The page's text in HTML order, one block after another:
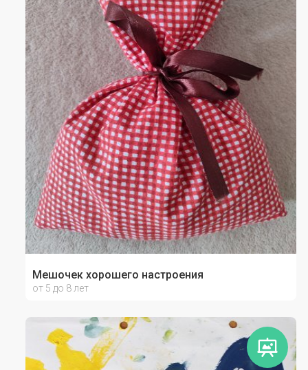
Мешочек хорошего настроения
от 5 до 8 лет